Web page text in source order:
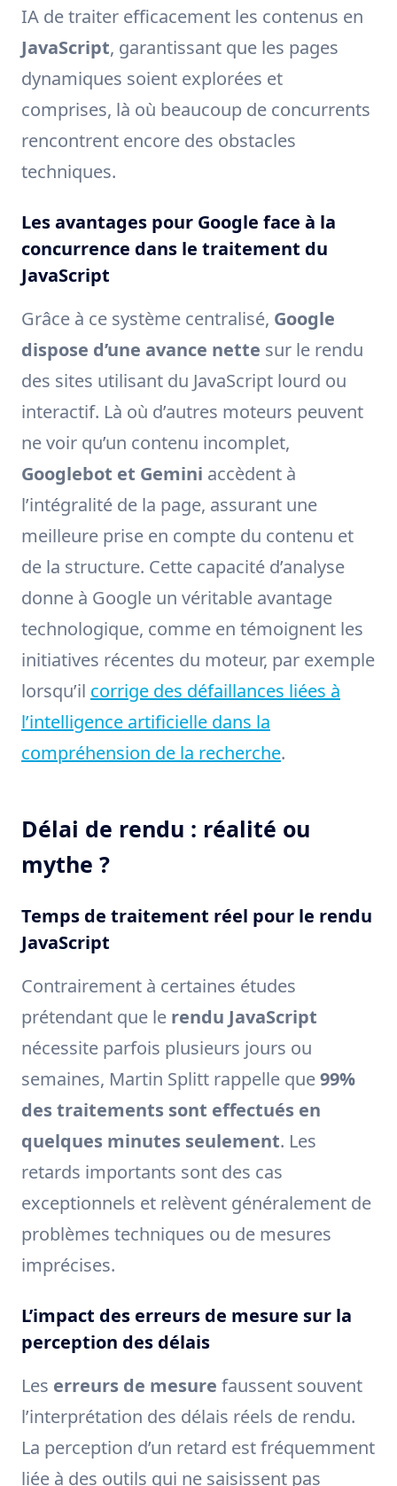
IA de traiter efficacement les contenus en
JavaScript, garantissant que les pages
dynamiques soient explorées et
comprises, là où beaucoup de concurrents
rencontrent encore des obstacles
techniques.
Les avantages pour Google face à la
concurrence dans le traitement du
JavaScript
Grâce à ce système centralisé, Google
dispose d’une avance nette sur le rendu
des sites utilisant du JavaScript lourd ou
interactif. Là où d’autres moteurs peuvent
ne voir qu’un contenu incomplet,
Googlebot et Gemini accèdent à
l’intégralité de la page, assurant une
meilleure prise en compte du contenu et
de la structure. Cette capacité d’analyse
donne à Google un véritable avantage
technologique, comme en témoignent les
initiatives récentes du moteur, par exemple
lorsqu’il corrige des défaillances liées à
l’intelligence artificielle dans la
compréhension de la recherche.
Délai de rendu : réalité ou
mythe ?
Temps de traitement réel pour le rendu
JavaScript
Contrairement à certaines études
prétendant que le rendu JavaScript
nécessite parfois plusieurs jours ou
semaines, Martin Splitt rappelle que99%
des traitements sont effectués en
quelques minutes seulement. Les
retards importants sont des cas
exceptionnels et relèvent généralement de
problèmes techniques ou de mesures
imprécises.
L’impact des erreurs de mesure sur la
perception des délais
Les erreurs de mesure faussent souvent
l’interprétation des délais réels de rendu.
La perception d’un retard est fréquemment
liée à des outils qui ne saisissent pas